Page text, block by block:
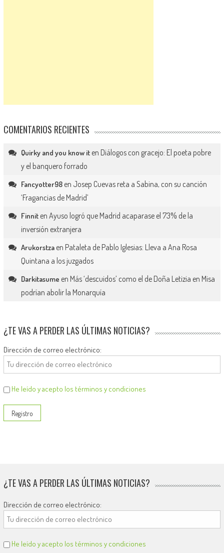
COMENTARIOS RECIENTES
Quirky and you know iten Diálogos con gracejo: El poeta pobre
y el banquero forrado
Fancyotter98en Josep Cuevas reta a Sabina, con su canción
‘Fragancias de Madrid’
Finniten Ayuso logró que Madrid acaparase el 73% de la
inversión extranjera
Arukorstzaen Pataleta de Pablo Iglesias: Lleva a Ana Rosa
Quintana a los juzgados
Darkitasume en Más ‘descuidos’ como el de Doña Letizia en Misa
podrían abolir la Monarquía
¿TE VAS A PERDER LAS ÚLTIMAS NOTICIAS?
Dirección de correo electrónico:
He leído y acepto los términos y condiciones
¿TE VAS A PERDER LAS ÚLTIMAS NOTICIAS?
Dirección de correo electrónico:
He leído y acepto los términos y condiciones